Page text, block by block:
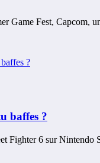
Game Fest, Capcom,
baffes ?
Fighter 6 sur